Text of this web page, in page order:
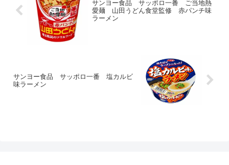
サンヨー食品 サッポロ一番 ご当地熱
愛麺 山田うどん食堂監修 赤パンチ味
ラーメン
サンヨー食品 サッポロ一番 塩カルビ
味ラーメン